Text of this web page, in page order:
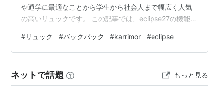
Eclipseの上位版として有償のWSAD(WebSphere
Studio Application Developer)がIBMから提供され
難点は
や通学に最適なことから学生から社会人まで幅広く人気
の高いリュックです。 この記事では、eclipse27の機能を
た筆者が紹介します！ デイパック eclipse 27 メンズ
Black/Black カリマー Amazon 楽天 Yahoo! 筆者のおす
ン・ロゴ 通気性が高いメッシュ素材の裏面 Karri…
#リュック #バックパック #karrimor #eclipse
ネットで話題 もっと見る